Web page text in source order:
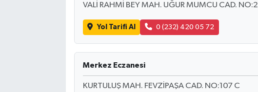
VALİ RAHMİ BEY MAH. UĞUR MUMCU CAD. NO:2
Yol Tarifi Al 0 (232) 420 05 72
Merkez Eczanesi
KURTULUŞ MAH. FEVZİPAŞA CAD. NO:107 C